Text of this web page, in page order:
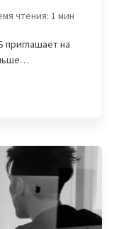
чтения: 1мин
на